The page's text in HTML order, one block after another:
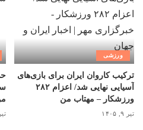
ورزشی
ترکیب کاروان ایران برای بازی‌های
آسیایی نهایی شد/ اعزام ۲۸۲
ورزشکار – مهتاب من
تیر ۹, ۱۴۰۵ تیر ۹, ۱۴۰۵